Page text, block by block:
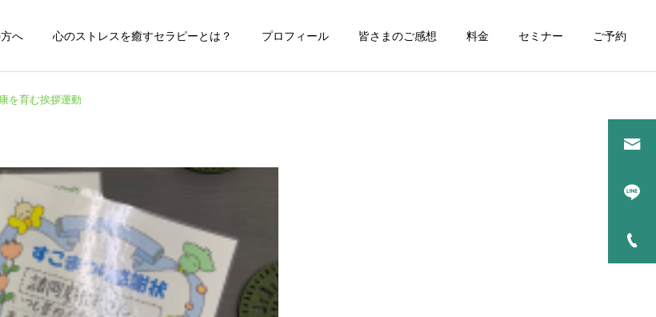
へ 心のストレスを癒すセラピーとは？ プロフィール 皆さまのご感想 料金 セミナー ご予約
を育む挨拶運動